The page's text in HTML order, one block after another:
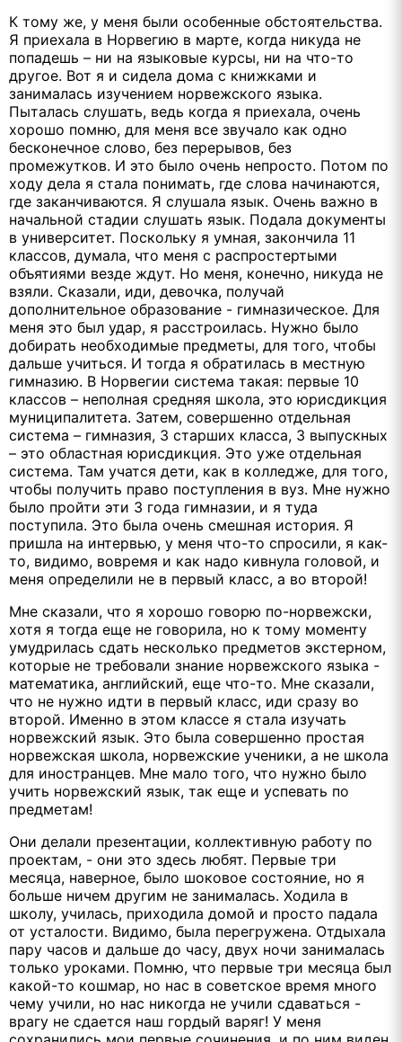
К тому же, у меня были особенные обстоятельства.
Я приехала в Норвегию в марте, когда никуда не
попадешь – ни на языковые курсы, ни на что-то
другое. Вот я и сидела дома с книжками и
занималась изучением норвежского языка.
Пыталась слушать, ведь когда я приехала, очень
хорошо помню, для меня все звучало как одно
бесконечное слово, без перерывов, без
промежутков. И это было очень непросто. Потом по
ходу дела я стала понимать, где слова начинаются,
где заканчиваются. Я слушала язык. Очень важно в
начальной стадии слушать язык. Подала документы
в университет. Поскольку я умная, закончила 11
классов, думала, что меня с распростертыми
объятиями везде ждут. Но меня, конечно, никуда не
взяли. Сказали, иди, девочка, получай
дополнительное образование - гимназическое. Для
меня это был удар, я расстроилась. Нужно было
добирать необходимые предметы, для того, чтобы
дальше учиться. И тогда я обратилась в местную
гимназию. В Норвегии система такая: первые 10
классов – неполная средняя школа, это юрисдикция
муниципалитета. Затем, совершенно отдельная
система – гимназия, 3 старших класса, 3 выпускных
– это областная юрисдикция. Это уже отдельная
система. Там учатся дети, как в колледже, для того,
чтобы получить право поступления в вуз. Мне нужно
было пройти эти 3 года гимназии, и я туда
поступила. Это была очень смешная история. Я
пришла на интервью, у меня что-то спросили, я как-
то, видимо, вовремя и как надо кивнула головой, и
меня определили не в первый класс, а во второй!
Мне сказали, что я хорошо говорю по-норвежски,
хотя я тогда еще не говорила, но к тому моменту
умудрилась сдать несколько предметов экстерном,
которые не требовали знание норвежского языка -
математика, английский, еще что-то. Мне сказали,
что не нужно идти в первый класс, иди сразу во
второй. Именно в этом классе я стала изучать
норвежский язык. Это была совершенно простая
норвежская школа, норвежские ученики, а не школа
для иностранцев. Мне мало того, что нужно было
учить норвежский язык, так еще и успевать по
предметам!
Они делали презентации, коллективную работу по
проектам, - они это здесь любят. Первые три
месяца, наверное, было шоковое состояние, но я
больше ничем другим не занималась. Ходила в
школу, училась, приходила домой и просто падала
от усталости. Видимо, была перегружена. Отдыхала
пару часов и дальше до часу, двух ночи занималась
только уроками. Помню, что первые три месяца был
какой-то кошмар, но нас в советское время много
чему учили, но нас никогда не учили сдаваться -
врагу не сдается наш гордый варяг! У меня